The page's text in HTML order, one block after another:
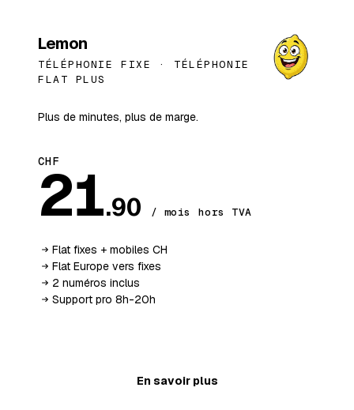
BESTSELLER
Lemon
TÉLÉPHONIE FIXE · TÉLÉPHONIE
FLAT PLUS
Plus de minutes, plus de marge.
CHF
21.90 / mois hors TVA
Flat fixes + mobiles CH
Flat Europe vers fixes
2 numéros inclus
Support pro 8h-20h
En savoir plus